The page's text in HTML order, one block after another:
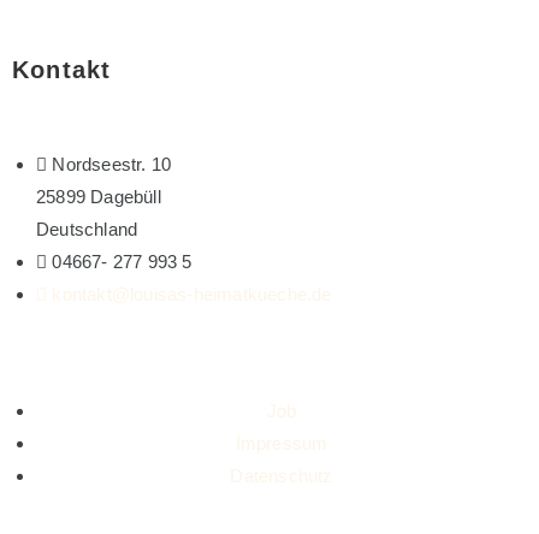
Kontakt
Nordseestr. 10
25899 Dagebüll
Deutschland
04667- 277 993 5
kontakt@louisas-heimatkueche.de
Job
Impressum
Datenschutz